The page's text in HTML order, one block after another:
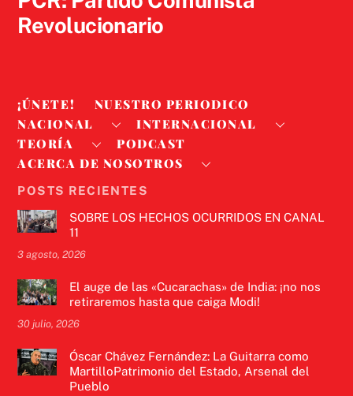
Revolucionario
¡ÚNETE!
NUESTRO PERIODICO
NACIONAL
INTERNACIONAL
TEORÍA
PODCAST
ACERCA DE NOSOTROS
POSTS RECIENTES
SOBRE LOS HECHOS OCURRIDOS EN CANAL
11
3 agosto, 2026
El auge de las «Cucarachas» de India: ¡no nos
retiraremos hasta que caiga Modi!
30 julio, 2026
Óscar Chávez Fernández: La Guitarra como
MartilloPatrimonio del Estado, Arsenal del
Pueblo